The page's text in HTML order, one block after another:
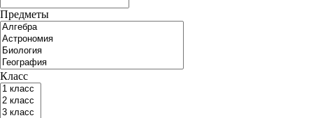
Предметы
Класс